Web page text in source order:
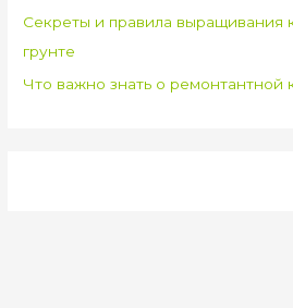
Секреты и правила выращивания
грунте
Что важно знать о ремонтантной